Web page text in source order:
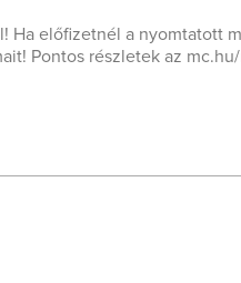
előfizetnél a nyomtatott
Pontos részletek az